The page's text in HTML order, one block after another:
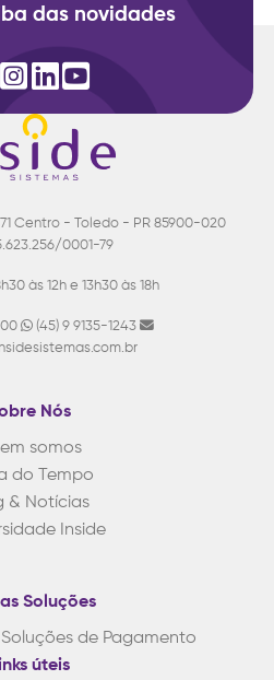
das novidades
Centro - Toledo - PR 85900-020
0001-79
às 12h e 13h30 às 18h
(45) 9 9135-1243
Nós
somos
do Tempo
& Notícias
Inside
Soluções
Soluções de Pagamento
úteis